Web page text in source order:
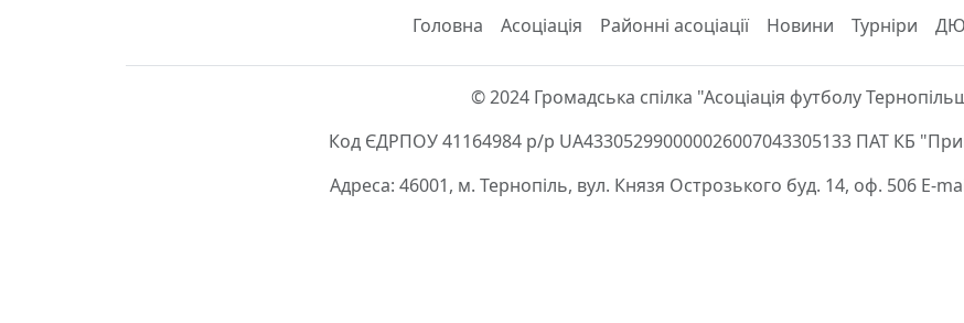
Головна Асоціація Районні асоціації Новини Турніри
© 2024 Громадська спілка "Асоціація футболу
Код ЄДРПОУ 41164984 р/р UA433052990000026007043305133 ПАТ КБ
Адреса: 46001, м. Тернопіль, вул. Князя Острозького буд. 14, оф. 506 E-